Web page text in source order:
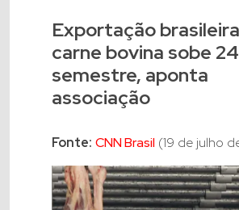
Exportação
carne bovina sobe
semestre, aponta
associação
Fonte: CNN Brasil (19 de julho